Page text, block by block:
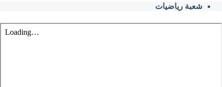
شعبة رياضيات